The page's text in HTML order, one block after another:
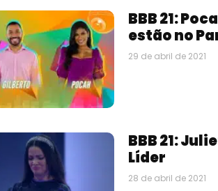
BBB 21:
estão no
29 de abril de 2021
BBB 21:
Líder
28 de abril de 2021